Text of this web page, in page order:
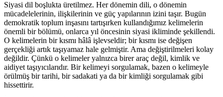
Siyasi dil boşlukta üretilmez. Her dönemin dili, o dönemin
mücadelelerinin, ilişkilerinin ve güç yapılarının izini taşır. Bugün
demokratik toplum inşasını tartışırken kullandığımız kelimelerin
önemli bir bölümü, onlarca yıl öncesinin siyasi ikliminde şekillendi.
O kelimelerin bir kısmı hâlâ işlevseldir; bir kısmı ise değişen
gerçekliği artık taşıyamaz hale gelmiştir. Ama değiştirilmeleri kolay
değildir. Çünkü o kelimeler yalnızca birer araç değil, kimlik ve
aidiyet taşıyıcılarıdır. Bir kelimeyi sorgulamak, bazen o kelimeyle
örülmüş bir tarihi, bir sadakati ya da bir kimliği sorgulamak gibi
hissettirir.